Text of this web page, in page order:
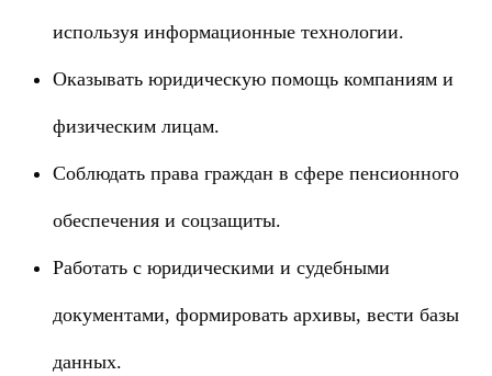
используя информационные технологии.
Оказывать юридическую помощь компаниям и
физическим лицам.
Соблюдать права граждан в сфере пенсионного
обеспечения и соцзащиты.
Работать с юридическими и судебными
документами, формировать архивы, вести базы
данных.